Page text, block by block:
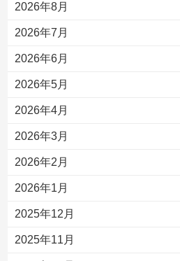
2026年8月
2026年7月
2026年6月
2026年5月
2026年4月
2026年3月
2026年2月
2026年1月
2025年12月
2025年11月